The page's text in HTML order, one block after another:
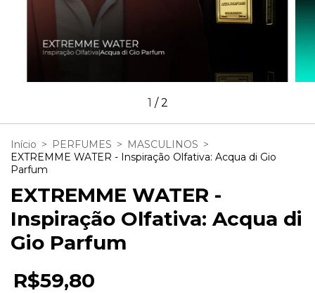
1 /2
Início > PERFUMES > MASCULINOS >
EXTREMME WATER - Inspiração Olfativa: Acqua di Gio
Parfum
EXTREMME WATER -
Inspiração Olfativa: Acqua di
Gio Parfum
R$59,80